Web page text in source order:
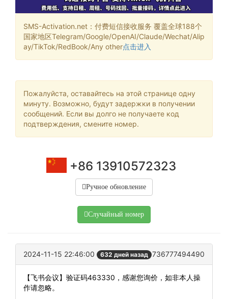
SMS-Activation.net：付费短信接收服务 覆盖全球188个
国家地区Telegram/Google/OpenAI/Claude/Wechat/Alip
ay/TikTok/RedBook/Any other点击进入
Пожалуйста, оставайтесь на этой странице одну
минуту. Возможно, будут задержки в получении
сообщений. Если вы долго не получаете код
подтверждения, смените номер.
+86 13910572323
Ручное обновление
Случайный номер
2024-11-15 22:46:00 632 дней назад 736777494490
【飞书会议】验证码463330，感谢您询价，如非本人操
作请忽略。